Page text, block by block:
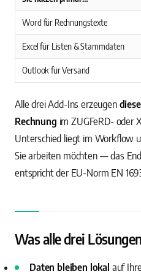
Word für Rechnungstexte
Excel für Listen & Stammdaten
Outlook für Versand
Alle drei Add-Ins erzeugen
Rechnung im ZUGFeRD- oder
Unterschied liegt im Workflow
Sie arbeiten möchten — das
entspricht der EU-Norm EN
Was alle drei
Daten bleiben lokal auf